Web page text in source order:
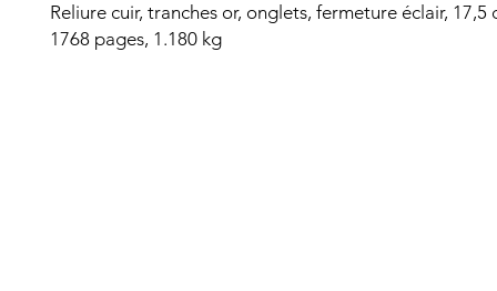
Reliure cuir, tranches or, onglets, fermeture éclair, 17,5
1768 pages, 1.180 kg